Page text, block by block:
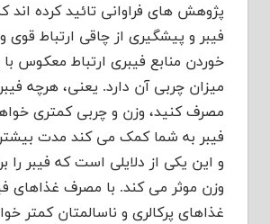
پژوهش های فراوانی تائید کرده
فیبر و پیشگیری از چاقی ارتباط قوی
خوردن منابع فیبری ارتباط معکوس
میزان چربی آن دارد. یعنی، هرچه
مصرف کنید، وزن و چربی کمتری
فیبر به شما کمک می کند مدت
و این یکی از دلایلی است که فیبر را
وزن موثر می کند. با مصرف غذاهای
غذاهای پرکالری و ناسالمتان کمتر